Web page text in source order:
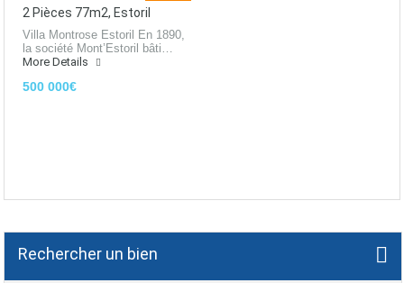
2 Pièces 77m2, Estoril
Villa Montrose Estoril En 1890,
la société Mont’Estoril bâti…
More Details
500 000€
Rechercher un bien